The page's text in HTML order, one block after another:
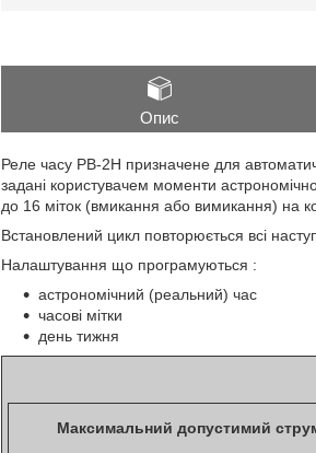
Опис
Реле часу РВ-2Н призначене для
задані користувачем моменти
до 16 міток (вмикання або вимикання) на
Встановлений цикл повторюється всі
Налаштування що програмуються :
астрономічний (реальний) час
часові мітки
день тижня
Максимальний допустимий